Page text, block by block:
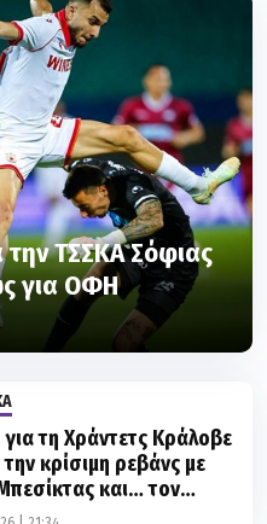
την ΤΣΣΚΑ Σόφιας
για ΟΦΗ
κρίσιμη ρεβάνς με
και… τον
στον ορίζοντα
| 21:34